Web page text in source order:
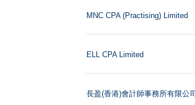
MNC CPA (Practising) Limited
ELL CPA Limited
長盈(香港)會計師事務所有限公司